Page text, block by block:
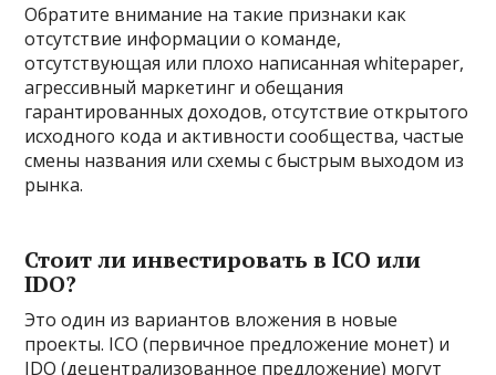
Обратите внимание на такие признаки как
отсутствие информации о команде,
отсутствующая или плохо написанная whitepaper,
агрессивный маркетинг и обещания
гарантированных доходов, отсутствие открытого
исходного кода и активности сообщества, частые
смены названия или схемы с быстрым выходом из
рынка.
Стоит ли инвестировать в ICO или
IDO?
Это один из вариантов вложения в новые
проекты. ICO (первичное предложение монет) и
IDO (децентрализованное предложение) могут